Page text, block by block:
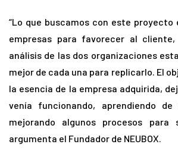
“Lo que buscamos con este proyecto
empresas para favorecer al
análisis de las dos organizaciones
mejor de cada una para replicarlo. El
la esencia de la empresa adquirida,
venía funcionando, aprendiendo
mejorando algunos procesos para
argumenta el Fundador de NEUBOX.